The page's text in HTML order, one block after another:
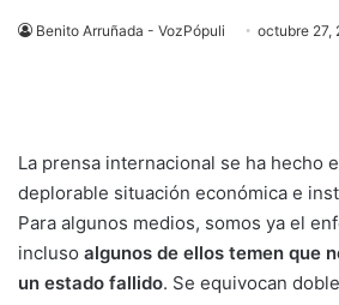
Benito Arruñada - VozPópuli octubre 27,
La prensa internacional se ha hecho
deplorable situación económica e
Para algunos medios, somos ya el
incluso algunos de ellos temen que
un estado fallido. Se equivocan